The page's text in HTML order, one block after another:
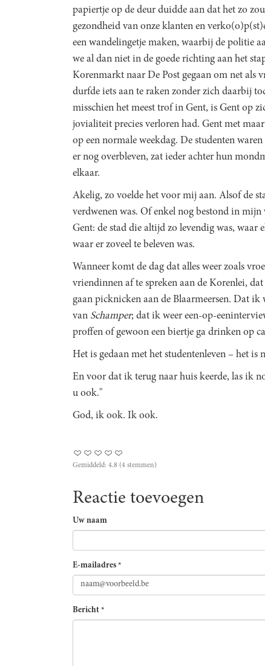
papiertje op de deur duidde aan dat het zo
gezondheid van onze klanten en
een wandelingetje maken, waarbij de politie
we al dan niet in de goede richting aan het
Korenmarkt naar De Post gegaan om net als
durfde iets aan te raken zonder zich daarbij
misschien het meest trof in Gent, is Gent op
jovialiteit precies verloren had. Gent met
op een normale weekdag. De studenten
er nog overbleven, zat ieder achter hun
elkaar.
Akelig, zo voelde het voor mij aan. Alsof de
verdwenen was. Of enkel nog bestond in
Gent: de stad die altijd zo levendig was, waar
waar er zoveel te beleven was.
Wanneer komt de dag dat alles weer zoals
vriendinnen af te spreken aan de Korenlei,
gaan picknicken aan de Blaarmeersen. Dat
van Schamper; dat ik weer een-op-
proffen of gewoon een biertje ga drinken op
Het is gedaan met het studentenleven – het is
En voor dat ik terug naar huis keerde, las ik
u ook."
God, ik ook. Ik ook.
Gemiddeld: 4.8 (4 stemmen)
Reactie toevoegen
Uw naam
E-mailadres *
Bericht *